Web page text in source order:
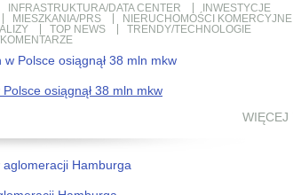
INFRASTRUKTURA/DATA CENTER
INWESTYCJE
MIESZKANIA/PRS
NIERUCHOMOŚCI KOMERCYJNE
TOP NEWS
TRENDY/TECHNOLOGIE
osiągnął 38 mln mkw
WIĘCEJ